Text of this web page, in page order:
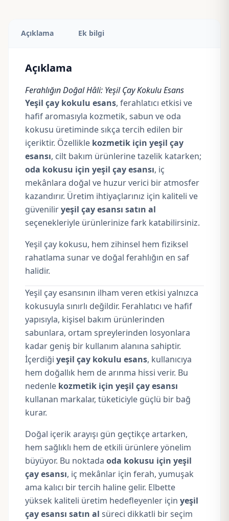
Açıklama Ek bilgi
Açıklama
Ferahlığın Doğal Hâli: Yeşil Çay Kokulu Esans
Yeşil çay kokulu esans, ferahlatıcı etkisi ve
hafif aromasıyla kozmetik, sabun ve oda
kokusu üretiminde sıkça tercih edilen bir
içeriktir. Özellikle kozmetik için yeşil çay
esansı, cilt bakım ürünlerine tazelik katarken;
oda kokusu için yeşil çay esansı, iç
mekânlara doğal ve huzur verici bir atmosfer
kazandırır. Üretim ihtiyaçlarınız için kaliteli ve
güveniliryeşil çay esansı satın al
seçenekleriyle ürünlerinize fark katabilirsiniz.
Yeşil çay kokusu, hem zihinsel hem fiziksel
rahatlama sunar ve doğal ferahlığın en saf
halidir.
Yeşil çay esansının ilham veren etkisi yalnızca
kokusuyla sınırlı değildir. Ferahlatıcı ve hafif
yapısıyla, kişisel bakım ürünlerinden
sabunlara, ortam spreylerinden losyonlara
kadar geniş bir kullanım alanına sahiptir.
İçerdiği yeşil çay kokulu esans, kullanıcıya
hem doğallık hem de arınma hissi verir. Bu
nedenle kozmetik için yeşil çay esansı
kullanan markalar, tüketiciyle güçlü bir bağ
kurar.
Doğal içerik arayışı gün geçtikçe artarken,
hem sağlıklı hem de etkili ürünlere yönelim
büyüyor. Bu noktada oda kokusu için yeşil
çay esansı, iç mekânlar için ferah, yumuşak
ama kalıcı bir tercih haline gelir. Elbette
yüksek kaliteli üretim hedefleyenler için yeşil
çay esansı satın al süreci dikkatli bir seçim